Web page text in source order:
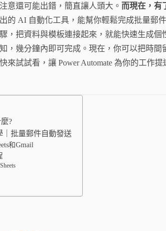
意還可能出錯，簡直讓人頭大。 而現在，有
的 AI 自動化工具，能幫你輕鬆完成批量郵
，把資料與模板連接起來，就能快速生成個
，幾分鐘內即可完成。現在，你可以把時間
來試試看，讓 Power Automate 為你的工作
?
｜批量郵件自動發送
和Gmail